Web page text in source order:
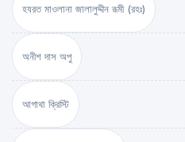
হযরত মাওলানা জালালুদ্দীন রূমী (রহঃ)
অনীশ দাস অপু
আগাথা ক্রিস্টি